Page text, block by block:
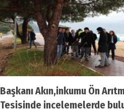
Başkanı Akın,inkumu Ön
Tesisinde incelemelerde